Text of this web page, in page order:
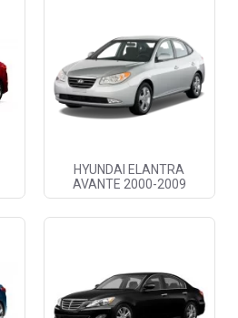
HYUNDAI ELANTRA
AVANTE 2000-2009